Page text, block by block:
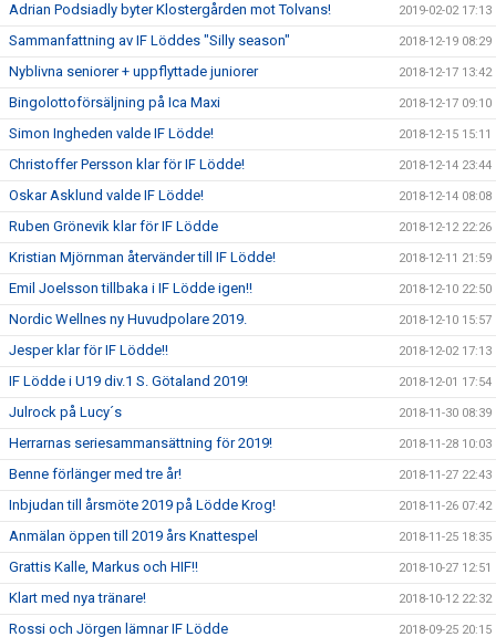
Adrian Podsiadly byter Klostergården mot Tolvans! 2019-02-02 17:13
Sammanfattning av IF Löddes "Silly season" 2018-12-19 08:29
Nyblivna seniorer + uppflyttade juniorer 2018-12-17 13:42
Bingolottoförsäljning på Ica Maxi 2018-12-17 09:10
Simon Ingheden valde IF Lödde! 2018-12-15 15:11
Christoffer Persson klar för IF Lödde! 2018-12-14 23:44
Oskar Asklund valde IF Lödde! 2018-12-14 08:08
Ruben Grönevik klar för IF Lödde 2018-12-12 22:26
Kristian Mjörnman återvänder till IF Lödde! 2018-12-11 21:59
Emil Joelsson tillbaka i IF Lödde igen!! 2018-12-10 22:50
Nordic Wellnes ny Huvudpolare 2019. 2018-12-10 15:57
Jesper klar för IF Lödde!! 2018-12-02 17:13
IF Lödde i U19 div.1 S. Götaland 2019! 2018-12-01 17:54
Julrock på Lucy´s 2018-11-30 08:39
Herrarnas seriesammansättning för 2019! 2018-11-28 10:03
Benne förlänger med tre år! 2018-11-27 22:43
Inbjudan till årsmöte 2019 på Lödde Krog! 2018-11-26 07:42
Anmälan öppen till 2019 års Knattespel 2018-11-25 18:35
Grattis Kalle, Markus och HIF!! 2018-10-27 12:51
Klart med nya tränare! 2018-10-12 22:32
Rossi och Jörgen lämnar IF Lödde 2018-09-25 20:15